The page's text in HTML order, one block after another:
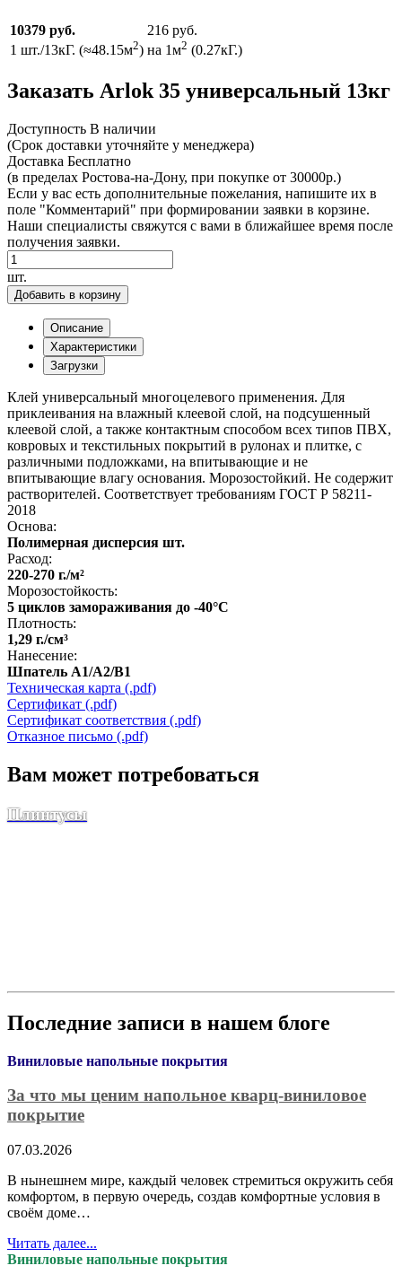
10379 руб.
1 шт./13кГ. (≈48.15м2)
216 руб.
на 1м2 (0.27кГ.)
Заказать Arlok 35 универсальный 13кг
Доcтупность В наличии
(Срок доставки уточняйте у менеджера)
Доставка Бесплатно
(в пределах Ростова-на-Дону, при покупке от 30000р.)
Если у вас есть дополнительные пожелания, напишите их в
поле "Комментарий" при формировании заявки в корзине.
Наши специалисты свяжутся с вами в ближайшее время после
получения заявки.
шт.
Добавить в корзину
Описание
Характеристики
Загрузки
Клей универсальный многоцелевого применения. Для
приклеивания на влажный клеевой слой, на подсушенный
клеевой слой, а также контактным способом всех типов ПВХ,
ковровых и текстильных покрытий в рулонах и плитке, с
различными подложками, на впитывающие и не
впитывающие влагу основания. Морозостойкий. Не содержит
растворителей. Соответствует требованиям ГОСТ Р 58211-
2018
Основа:
Полимерная дисперсия шт.
Расход:
220-270 г./м²
Морозостойкость:
5 циклов замораживания до -40°С
Плотность:
1,29 г./см³
Нанесение:
Шпатель А1/А2/В1
Техническая карта (.pdf)
Сертификат (.pdf)
Сертификат соответствия (.pdf)
Отказное письмо (.pdf)
Вам может потребоваться
Плинтусы
Последние записи в нашем блоге
Виниловые напольные покрытия
За что мы ценим напольное кварц-виниловое
покрытие
07.03.2026
В нынешнем мире, каждый человек стремиться окружить себя
комфортом, в первую очередь, создав комфортные условия в
своём доме…
Читать далее...
Виниловые напольные покрытия